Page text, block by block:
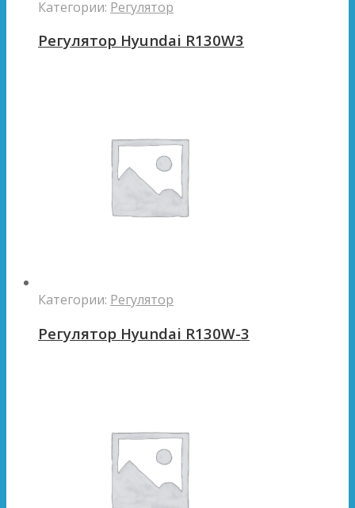
Категории: Регулятор
Регулятор Hyundai R130W3
Категории: Регулятор
Регулятор Hyundai R130W-3